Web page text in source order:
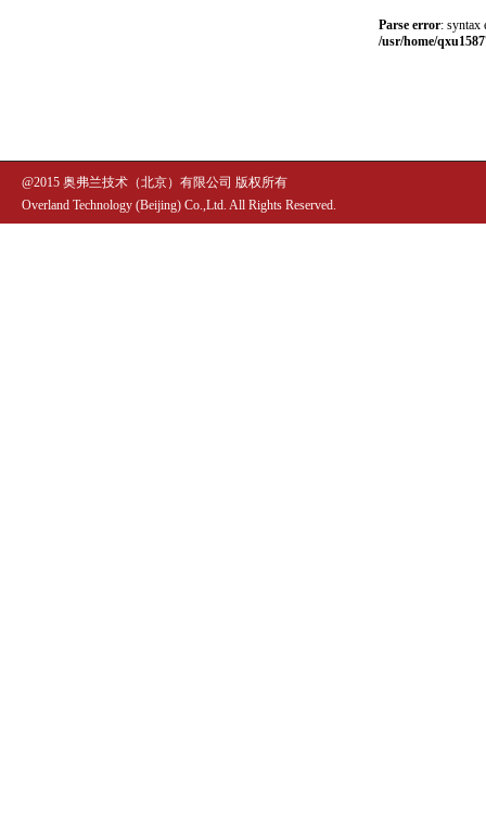
Parse error: syntax
/usr/home/
@2015 奥弗兰技术（北京）有限公司 版权所有
Overland Technology (Beijing) Co.,Ltd. All Rights Reserved.